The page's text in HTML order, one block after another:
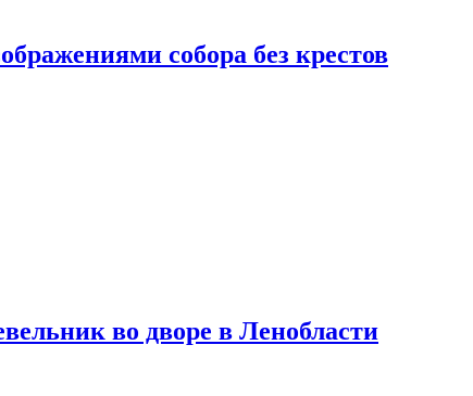
собора без крестов
во дворе в Ленобласти